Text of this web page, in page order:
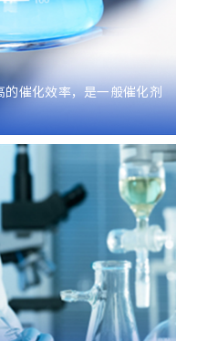
催化效率，是一般催化剂